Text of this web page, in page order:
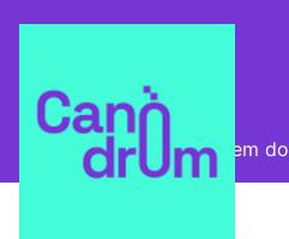
Convocatorias Celebrem